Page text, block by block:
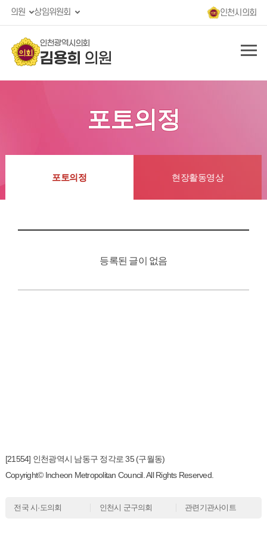
의원 상임위원회 인천시의회
인천광역시의회
김용희 의원
포토의정
포토의정 현장활동영상
등록된 글이 없음
[21554] 인천광역시 남동구 정각로 35 (구월동)
Copyright© Incheon Metropolitan Council. All Rights Reserved.
전국 시·도의회 인천시 군구의회 관련기관사이트